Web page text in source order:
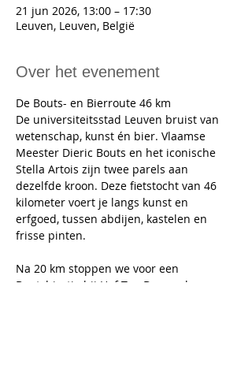
21 jun 2026, 13:00 – 17:30
Leuven, Leuven, België
Over het evenement
De Bouts- en Bierroute 46 km
De universiteitsstad Leuven bruist van
wetenschap, kunst én bier. Vlaamse
Meester Dieric Bouts en het iconische
Stella Artois zijn twee parels aan
dezelfde kroon. Deze fietstocht van 46
kilometer voert je langs kunst en
erfgoed, tussen abdijen, kastelen en
frisse pinten.
Na 20 km stoppen we voor een
Boutsbiertje bij Hof Ten Dormaal.